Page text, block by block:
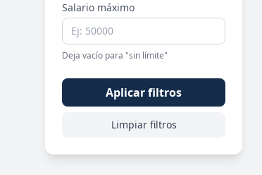
Salario máximo
Deja vacío para "sin límite"
Aplicar filtros
Limpiar filtros